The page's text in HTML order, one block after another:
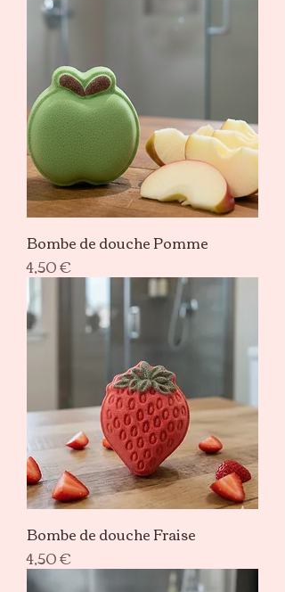
Bombe de douche Pomme
Prix
4,50 €
Bombe de douche Fraise
Prix
4,50 €